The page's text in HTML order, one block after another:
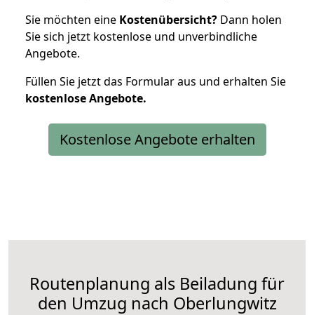
Sie möchten eine Kostenübersicht? Dann holen
Sie sich jetzt kostenlose und unverbindliche
Angebote.
Füllen Sie jetzt das Formular aus und erhalten Sie
kostenloseAngebote.
Kostenlose Angebote erhalten
Routenplanung als Beiladung für
den Umzug nach Oberlungwitz